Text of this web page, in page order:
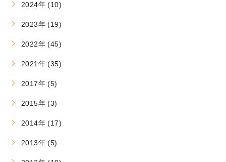
2024年 (10)
2023年 (19)
2022年 (45)
2021年 (35)
2017年 (5)
2015年 (3)
2014年 (17)
2013年 (5)